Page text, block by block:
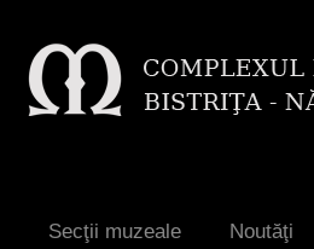
Secţii muzeale Noutăţi